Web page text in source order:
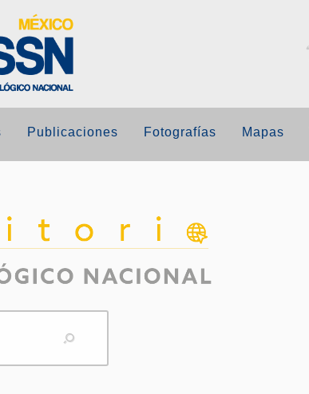
Publicaciones Fotografías Mapas